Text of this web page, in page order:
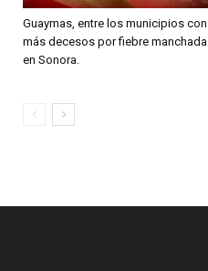
Guaymas, entre los municipios con
más decesos por fiebre manchada
en Sonora.